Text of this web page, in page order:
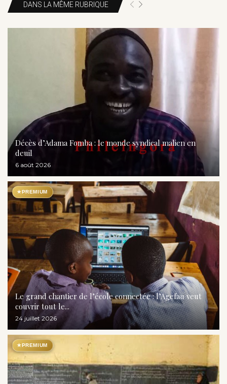
DANS LA MÊME RUBRIQUE
Décès d’Adama Fomba : le monde syndical malien en
deuil
6 août 2026
★ PREMIUM
Le grand chantier de l’école connectée : l’Agefau veut
couvrir tout le...
24 juillet 2026
★ PREMIUM